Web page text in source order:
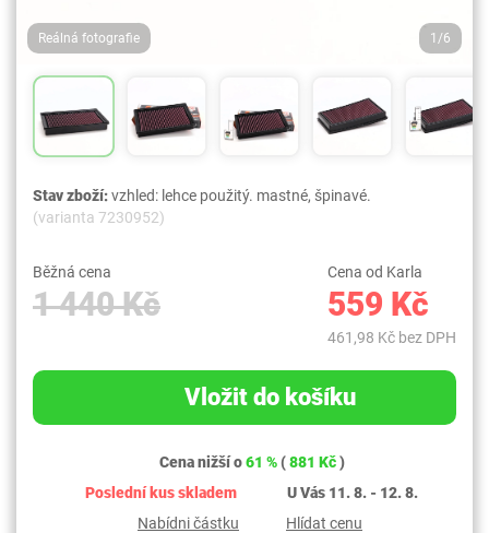
Reálná fotografie 1/6
Stav zboží:vzhled: lehce použitý. mastné, špinavé.
(varianta 7230952)
Běžná cena
1 440 Kč
Cena od Karla
559 Kč
461,98 Kč bez DPH
Vložit do košíku
Cena nižší o61 %(881 Kč)
Poslední kus skladem
U Vás 11. 8. - 12. 8.
Nabídni částku
Hlídat cenu